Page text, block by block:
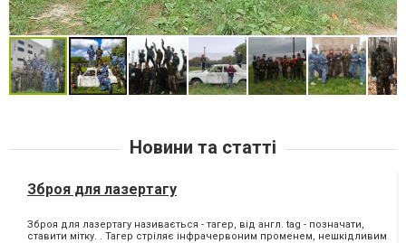
Новини та статті
Зброя для лазертагу
Зброя для лазертагу називається - тагер, від англ. tag - позначати,
ставити мітку. . Тагер стріляє інфрачервоним променем, нешкідливим